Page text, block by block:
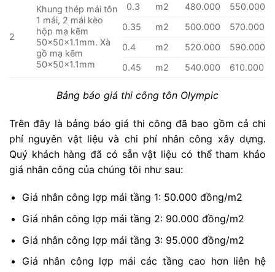
2
Khung thép mái tôn
1 mái, 2 mái kèo
hộp mạ kẽm
50x50x1.1mm. Xà
gồ mạ kẽm
50x50x1.1mm
0.3 m2 480.000
550.000
0.35
m2 500.000
570.000
0.4
m2 520.000
590.000
0.45
m2 540.000 610.000
Bảng báo giá thi công tôn Olympic
Trên đây là bảng báo giá thi công đã bao gồm cả chi
phí nguyên vật liệu và chi phí nhân công xây dựng.
Quý khách hàng đã có sẵn vật liệu có thể tham khảo
giá nhân công của chúng tôi như sau:
Giá nhân công lợp mái tầng 1: 50.000 đồng/m2
Giá nhân công lợp mái tầng 2: 90.000 đồng/m2
Giá nhân công lợp mái tầng 3: 95.000 đồng/m2
Giá nhân công lợp mái các tầng cao hơn liên hệ